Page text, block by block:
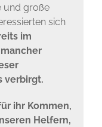
und große
sich
im
verbirgt.
ihr Kommen,
Helfern,